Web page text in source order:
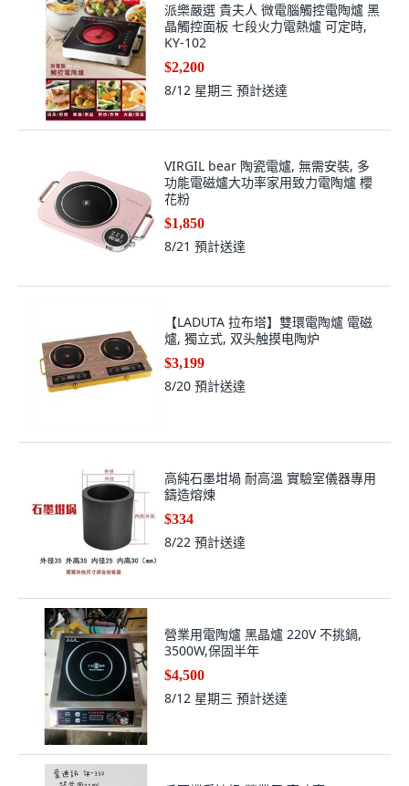
派樂嚴選 貴夫人 微電腦觸控電陶爐 黑
晶觸控面板 七段火力電熱爐 可定時,
KY-102
$2,200
8/12 星期三 預計送達
VIRGIL bear 陶瓷電爐, 無需安裝, 多
功能電磁爐大功率家用致力電陶爐 櫻
花粉
$1,850
8/21 預計送達
【LADUTA 拉布塔】雙環電陶爐 電磁
爐, 獨立式, 双头触摸电陶炉
$3,199
8/20 預計送達
高純石墨坩堝 耐高溫 實驗室儀器專用
鑄造熔煉
$334
8/22 預計送達
營業用電陶爐 黑晶爐 220V 不挑鍋,
3500W,保固半年
$4,500
8/12 星期三 預計送達